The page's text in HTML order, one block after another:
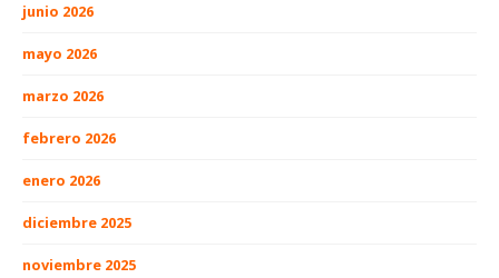
junio 2026
mayo 2026
marzo 2026
febrero 2026
enero 2026
diciembre 2025
noviembre 2025